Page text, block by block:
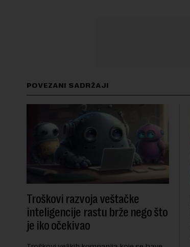
POVEZANI SADRŽAJI
Troškovi razvoja veštačke
inteligencije rastu brže nego što
je iko očekivao